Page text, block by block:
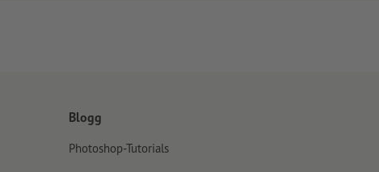
Blogg
Photoshop-Tutorials